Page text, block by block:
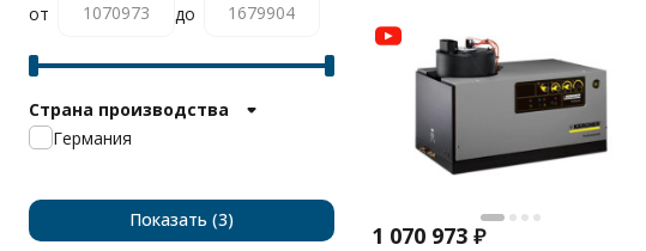
1 070 973 ₽
от
до
Страна производства
Германия
Показать